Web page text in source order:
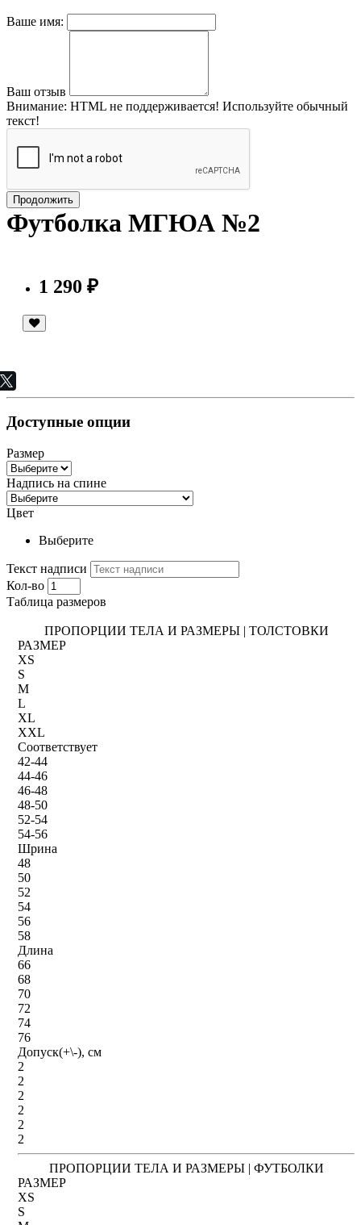
Ваше имя:
Ваш отзыв
Внимание: HTML не поддерживается! Используйте обычный
текст!
Продолжить
Футболка МГЮА №2
1 290 ₽
Доступные опции
Размер
Надпись на спине
Цвет
Выберите
Текст надписи
Кол-во
Таблица размеров
ПРОПОРЦИИ ТЕЛА И РАЗМЕРЫ | ТОЛСТОВКИ
РАЗМЕР
XS
S
M
L
XL
XXL
Соответствует
42-44
44-46
46-48
48-50
52-54
54-56
Шрина
48
50
52
54
56
58
Длина
66
68
70
72
74
76
Допуск(+\-), см
2
2
2
2
2
2
ПРОПОРЦИИ ТЕЛА И РАЗМЕРЫ | ФУТБОЛКИ
РАЗМЕР
XS
S